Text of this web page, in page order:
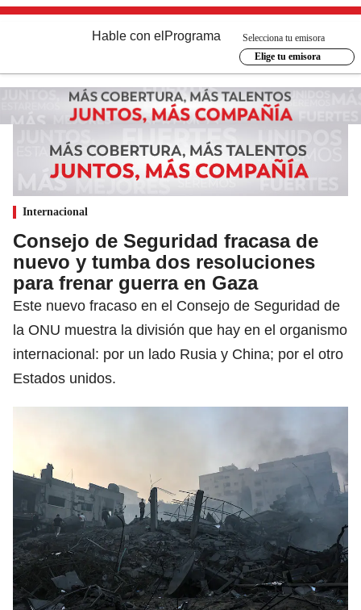
Hable con el Programa
Selecciona tu emisora
Elige tu emisora
Internacional
Consejo de Seguridad fracasa de
nuevo y tumba dos resoluciones
para frenar guerra en Gaza
Este nuevo fracaso en el Consejo de Seguridad de
la ONU muestra la división que hay en el organismo
internacional: por un lado Rusia y China; por el otro
Estados unidos.